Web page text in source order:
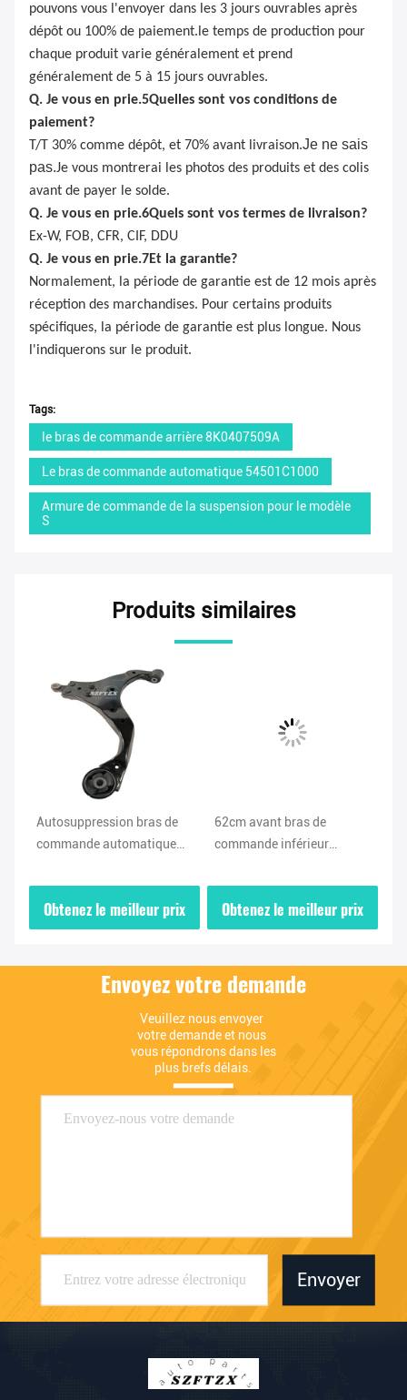
pouvons vous l'envoyer dans les 3 jours ouvrables après
dépôt ou 100% de paiement.le temps de production pour
chaque produit varie généralement et prend
généralement de 5 à 15 jours ouvrables.
Q. Je vous en prie.5Quelles sont vos conditions de
paiement?
T/T 30% comme dépôt, et 70% avant livraison.Je ne sais
pas.Je vous montrerai les photos des produits et des colis
avant de payer le solde.
Q. Je vous en prie.6Quels sont vos termes de livraison?
Ex-W, FOB, CFR, CIF, DDU
Q. Je vous en prie.7Et la garantie?
Normalement, la période de garantie est de 12 mois après
réception des marchandises. Pour certains produits
spécifiques, la période de garantie est plus longue. Nous
l'indiquerons sur le produit.
Tags:
le bras de commande arrière 8K0407509A
Le bras de commande automatique 54501C1000
Armure de commande de la suspension pour le modèle
S
Produits similaires
Autosuppression bras de
commande automatique
Pour Hyundai de Pékin
Obtenez le meilleur prix
62cm avant bras de
commande inférieur
Pour Hyundai Kia 2018-
2020
Obtenez le meilleur prix
Envoyez votre demande
Veuillez nous envoyer
votre demande et nous
vous répondrons dans les
plus brefs délais.
Envoyer